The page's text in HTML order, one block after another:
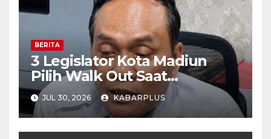
BERITA
3 Legislator Kota Madiun
Pilih Walk Out Saat
Paripurna
JUL 30, 2026 KABARPLUS